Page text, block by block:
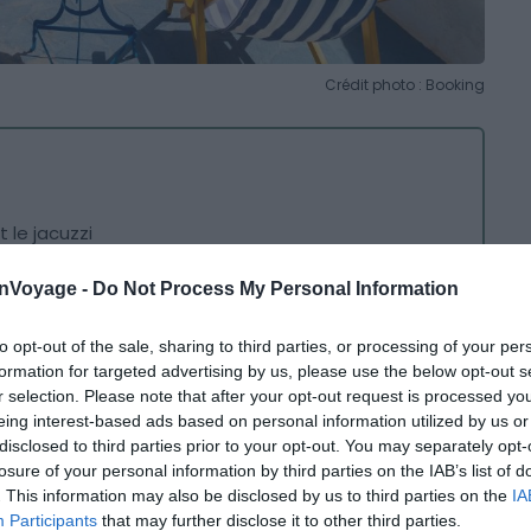
- Do Not Process My Personal Information
opt-out of the sale, sharing to third parties, or processing of your
for targeted advertising by us, please use the below opt-out
selection. Please note that after your opt-out request is processed
interest-based ads based on personal information utilized by us
to third parties prior to your opt-out. You may separately
of your personal information by third parties on the IAB’s list of
This information may also be disclosed by us to third parties on the
Participants that may further disclose it to other third parties.
Crédit photo : Booking
le jacuzzi
sont équipés d’
détendre et admirer une magnifique vue sur les
romantiqueet vous pourrez trinquer en amoureux
construites il y a 1000 ans, offrent une expérience
décoré selon le style cycladique traditionnel et